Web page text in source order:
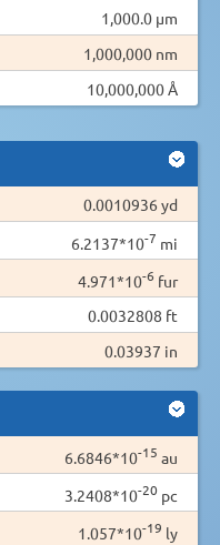
1,000.0 µm
1,000,000 nm
10,000,000 Å
0.0010936 yd
6.2137*10-7 mi
4.971*10-6 fur
0.0032808 ft
0.03937 in
6.6846*10-15 au
3.2408*10-20 pc
1.057*10-19 ly